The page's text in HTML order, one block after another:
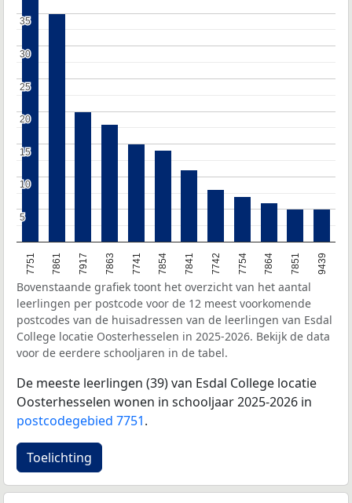
7751 7861 7917 7863 7741 7854 7841 7742 7754 7864 7851 9439
5
5
10
10
15
15
20
20
25
25
30
30
35
35
Bovenstaande grafiek toont het overzicht van het aantal
leerlingen per postcode voor de 12 meest voorkomende
postcodes van de huisadressen van de leerlingen van Esdal
College locatie Oosterhesselen in 2025-2026. Bekijk de data
voor de eerdere schooljaren in de tabel.
De meeste leerlingen (39) van Esdal College locatie
Oosterhesselen wonen in schooljaar 2025-2026 in
postcodegebied 7751.
Toelichting